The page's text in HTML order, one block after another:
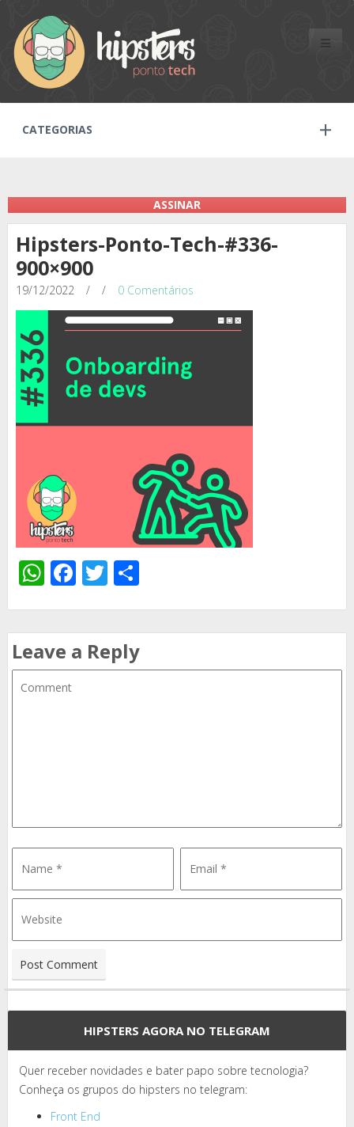
Toggle
CATEGORIAS
ASSINAR
Hipsters-Ponto-Tech-#336-
900×900
19/12/2022 / / 0 Comentários
WhatsApp
Facebook
Twitter
Leave a Reply
HIPSTERS AGORA NO TELEGRAM
Quer receber novidades e bater papo sobre tecnologia?
Conheça os grupos do hipsters no telegram:
Front End